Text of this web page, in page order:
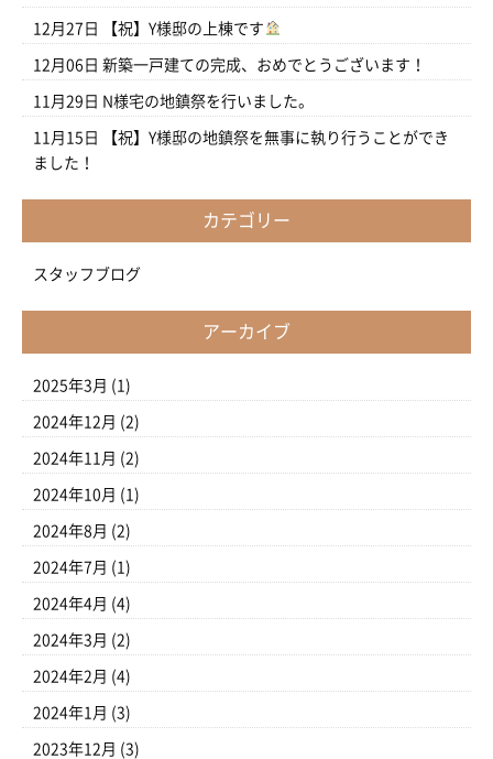
12月27日 【祝】Y様邸の上棟です
12月06日 新築一戸建ての完成、おめでとうございます！
11月29日 N様宅の地鎮祭を行いました。
11月15日
【祝】Y様邸の地鎮祭を無事に執り行うことができ
ました！
カテゴリー
スタッフブログ
アーカイブ
2025年3月 (1)
2024年12月 (2)
2024年11月 (2)
2024年10月 (1)
2024年8月 (2)
2024年7月 (1)
2024年4月 (4)
2024年3月 (2)
2024年2月 (4)
2024年1月 (3)
2023年12月 (3)